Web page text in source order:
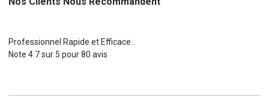
Professionnel Rapide et Efficace .
Note4.7sur 5 pour80 avis